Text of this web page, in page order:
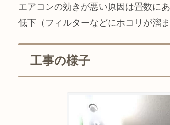
エアコンの効きが悪い原因は畳数に
低下（フィルターなどにホコリが溜
工事の様子